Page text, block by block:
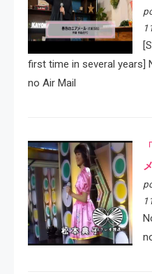
first time in several years]
no Air Mail